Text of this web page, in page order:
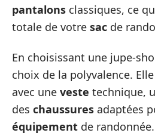
pantalons classiques, ce
totale de votre sac de
En choisissant une jupe-
choix de la polyvalence.
avec une veste technique,
des chaussures adaptées
équipement de